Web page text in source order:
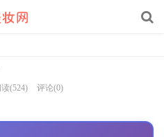
读(524) 评论(0)